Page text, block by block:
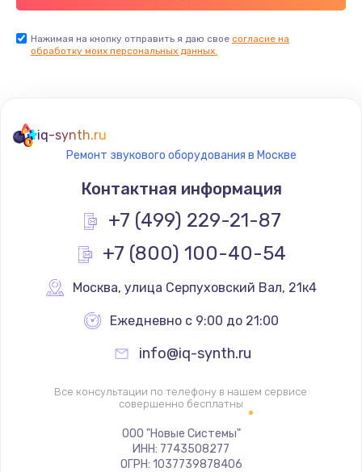
Заказать
Замена термостата
1200 руб.
Заказать
Замена реле
Замена термопредохранителя
700 руб.
Заказать
Замена ТЭНа
2500 руб.
Нажимая на кнопку отправить я даю свое согласие на
обработку моих персональных данных.
iq-synth.ru
Ремонт звукового оборудования в Москве
Контактная информация
+7 (499) 229-21-87
+7 (800) 100-40-54
Москва, улица Серпуховский Вал, 21к4
Ежедневно с 9:00 до 21:00
info@iq-synth.ru
Все консультации по телефону в нашем сервисе
совершенно бесплатны
ООО "Новые Системы"
ИНН: 7743508277
ОГРН: 1037739878406